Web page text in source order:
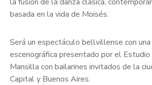
basada en la vida de Moisés.
Será un espectáculo bellvillense con una
escenográfica presentado por el
Mansilla con bailarines invitados de la
Capital y Buenos Aires.